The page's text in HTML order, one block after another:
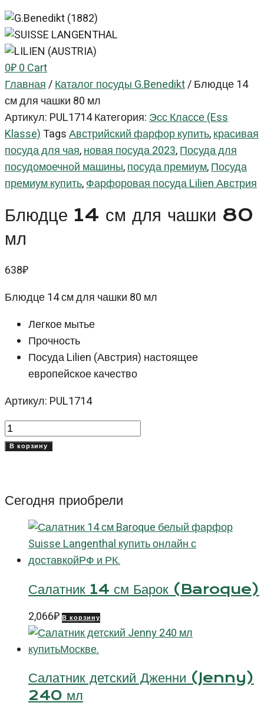
0₽0Cart
Главная/Каталог посуды G.Benedikt/Блюдце 14
см для чашки 80 мл
Артикул: PUL1714Категория:Эсс Классе (Ess
Klasse)TagsАвстрийский фарфор купить,красивая
посуда для чая,новая посуда 2023,Посуда для
посудомоечной машины,посуда премиум,Посуда
премиум купить,Фарфоровая посуда Lilien Австрия
Блюдце 14 см для чашки 80
мл
638₽
Блюдце 14 см для чашки 80 мл
Легкое мытье
Прочность
Посуда Lilien (Австрия) настоящее
европейское качество
Артикул: PUL1714
Количество
товара
см
для
чашки
мл
В корзину
Сегодня приобрели
Салатник 14 см Барок (Baroque)
2,066₽ В корзину
Салатник детский Дженни (Jenny)
240 мл